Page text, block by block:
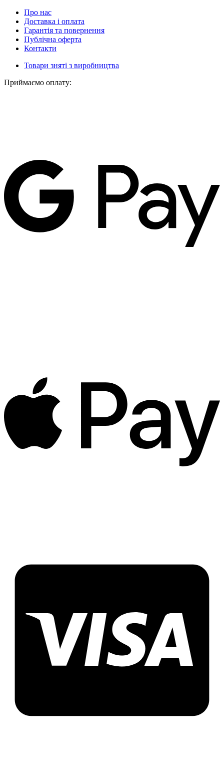
Про нас
Доставка і оплата
Гарантія та повернення
Публічна оферта
Контакти
Товари зняті з виробництва
Приймаємо оплату: